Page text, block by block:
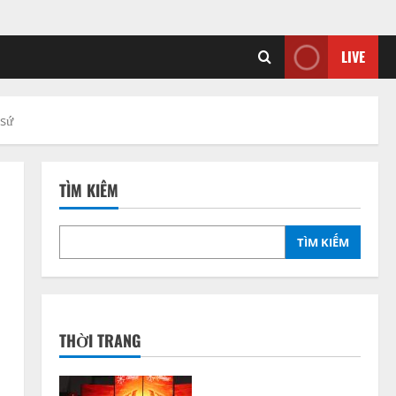
LIVE
TÌM KIẾM
TÌM KIẾM
THỜI TRANG